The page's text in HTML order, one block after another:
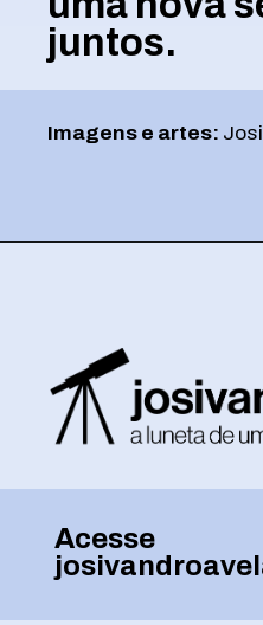
juntos.
Imagens e artes:
Acesse